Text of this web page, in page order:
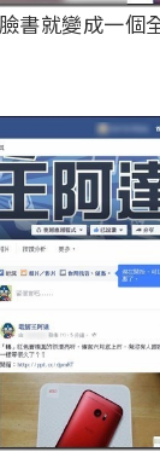
書就變成一個